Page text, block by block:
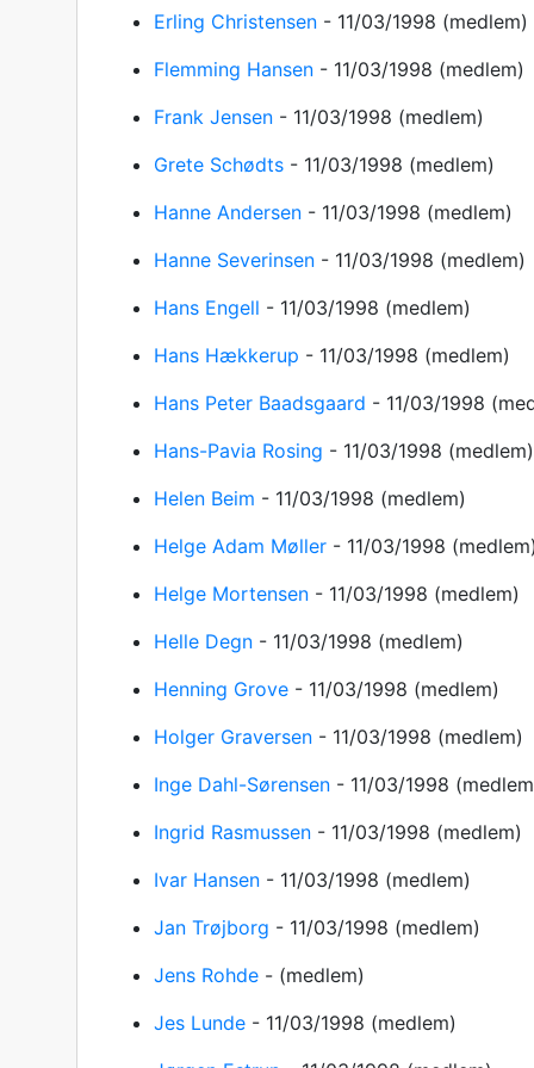
Erling Christensen - 11/03/1998 (medlem)
Flemming Hansen - 11/03/1998 (medlem)
Frank Jensen - 11/03/1998 (medlem)
Grete Schødts - 11/03/1998 (medlem)
Hanne Andersen - 11/03/1998 (medlem)
Hanne Severinsen - 11/03/1998 (medlem)
Hans Engell - 11/03/1998 (medlem)
Hans Hækkerup - 11/03/1998 (medlem)
Hans Peter Baadsgaard - 11/03/1998
Hans-Pavia Rosing - 11/03/1998 (medlem)
Helen Beim - 11/03/1998 (medlem)
Helge Adam Møller - 11/03/1998
Helge Mortensen - 11/03/1998 (medlem)
Helle Degn - 11/03/1998 (medlem)
Henning Grove - 11/03/1998 (medlem)
Holger Graversen - 11/03/1998 (medlem)
Inge Dahl-Sørensen - 11/03/1998
Ingrid Rasmussen - 11/03/1998 (medlem)
Ivar Hansen - 11/03/1998 (medlem)
Jan Trøjborg - 11/03/1998 (medlem)
Jens Rohde - (medlem)
Jes Lunde - 11/03/1998 (medlem)